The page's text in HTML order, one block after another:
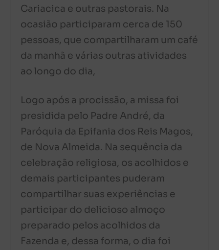
Cariacica e outras pastorais. Na
ocasião participaram cerca de 150
pessoas, que compartilharam um café
da manhã e várias outras atividades
ao longo do dia,
Logo após a procissão, a missa foi
presidida pelo Padre André, da
Paróquia da Epifania dos Reis Magos,
de Nova Almeida. Na sequência da
celebração religiosa, os acolhidos e
demais participantes puderam
compartilhar suas experiências e
participar do delicioso almoço
preparado pelos acolhidos da
Fazenda e, dessa forma, o dia foi